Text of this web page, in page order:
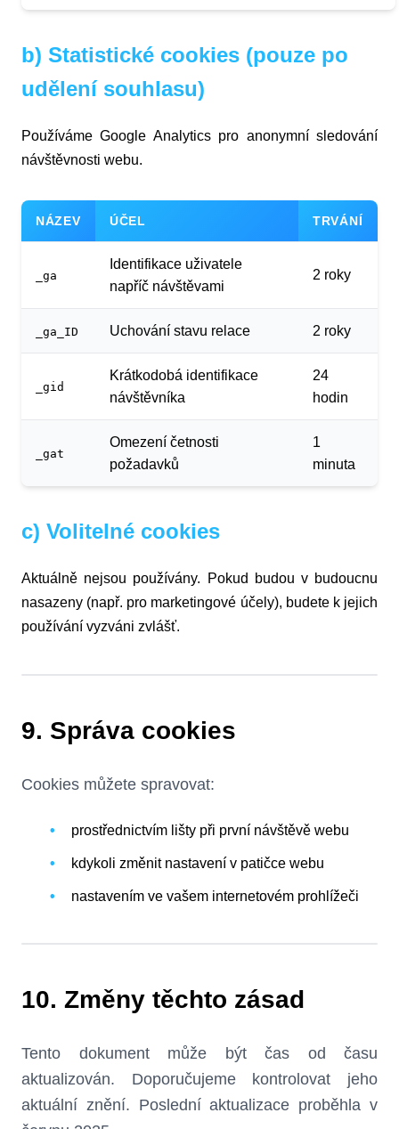
b) Statistické cookies (pouze po
udělení souhlasu)
Používáme Google Analytics pro anonymní sledování
návštěvnosti webu.
NÁZEV ÚČEL TRVÁNÍ
_ga
Identifikace uživatele
napříč návštěvami
2 roky
_ga_ID Uchování stavu relace 2 roky
_gid
Krátkodobá identifikace
návštěvníka
24
hodin
_gat
Omezení četnosti
požadavků
1
minuta
c) Volitelné cookies
Aktuálně nejsou používány. Pokud budou v budoucnu
nasazeny (např. pro marketingové účely), budete k jejich
používání vyzváni zvlášť.
9. Správa cookies
Cookies můžete spravovat:
prostřednictvím lišty při první návštěvě webu
kdykoli změnit nastavení v patičce webu
nastavením ve vašem internetovém prohlížeči
10. Změny těchto zásad
Tento dokument může být čas od času
aktualizován. Doporučujeme kontrolovat jeho
aktuální znění. Poslední aktualizace proběhla v